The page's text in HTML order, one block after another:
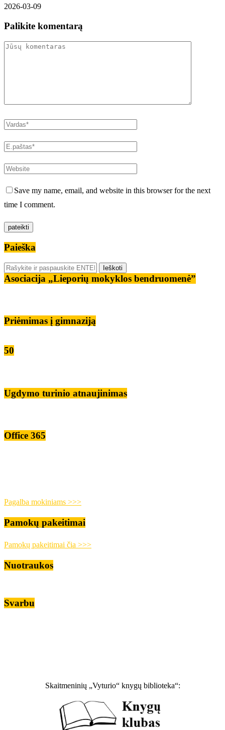
2026-03-09
Palikite komentarą
Save my name, email, and website in this browser for the next
time I comment.
Paieška
Asociacija „Lieporių mokyklos bendruomenė”
Priėmimas į gimnaziją
50
Ugdymo turinio atnaujinimas
Office 365
Pagalba mokiniams >>>
Pamokų pakeitimai
Pamokų pakeitimai čia >>>
Nuotraukos
Svarbu
Skaitmeninių „Vyturio“ knygų biblioteka“: